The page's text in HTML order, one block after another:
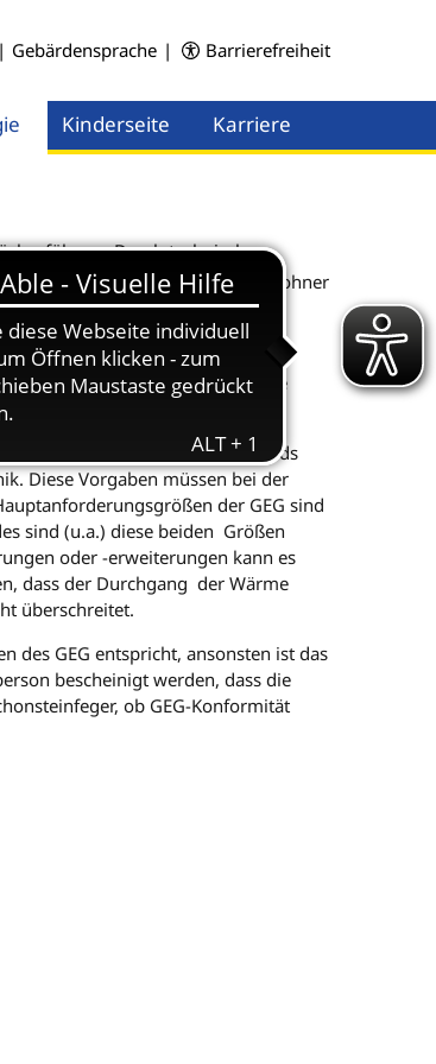
| Gebärdensprache | Barrierefreiheit
Kinderseite
Karriere
Durch technische
CO 2-Emissionen pro Einwohner
alle Gebäude gilt, die unter
grundsätzlich gleich. Besondere
des energetischen Standards
Diese Vorgaben müssen bei der
der GEG sind
sind (u.a.) diese beiden Größen
oder -erweiterungen kann es
dass der Durchgang der Wärme
überschreitet.
des GEG entspricht, ansonsten ist das
bescheinigt werden, dass die
ob GEG-Konformität